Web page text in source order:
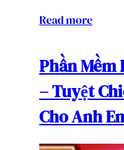
Read more
Phần Mềm
– Tuyệt
Cho Anh